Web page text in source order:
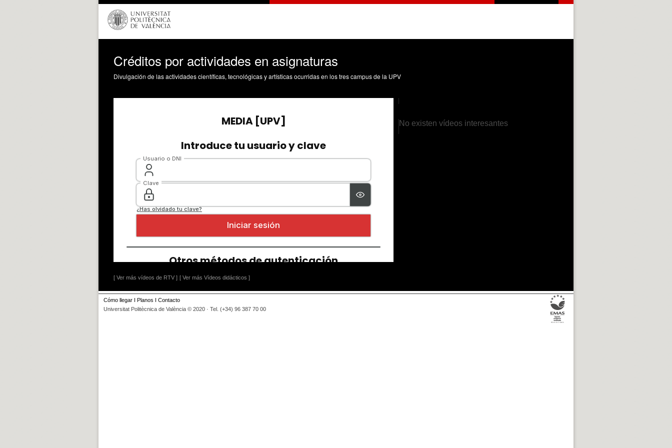
Créditos por actividades en asignaturas
Divulgación de las actividades científicas, tecnológicas y artísticas ocurridas en los tres campus de la UPV
[ Ver más vídeos de RTV ] [ Ver más Vídeos didácticos ]
No existen vídeos interesantes
Cómo llegar I Planos I Contacto
Universitat Politècnica de València © 2020 · Tel. (+34) 96 387 70 00